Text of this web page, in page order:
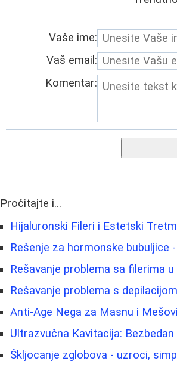
Vaše ime:
Vaš email:
Komentar:
Pročitajte i...
Hijaluronski Fileri i Estetski
Rešenje za hormonske bubuljice
Rešavanje problema sa filerima
Rešavanje problema s
Anti-Age Nega za Masnu i
Ultrazvučna Kavitacija:
Škljocanje zglobova - uzroci,